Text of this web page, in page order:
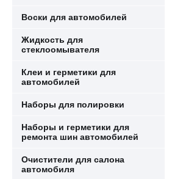
Воски для автомобилей
Жидкость для
стеклоомывателя
Клеи и герметики для
автомобилей
Наборы для полировки
Наборы и герметики для
ремонта шин автомобилей
Очистители для салона
автомобиля